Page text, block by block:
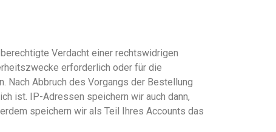
Verdacht einer rechtswidrigen
erforderlich oder für die
Nach Abbruch des Vorgangs der Bestellung
ist. IP-Adressen speichern wir auch dann,
speichern wir als Teil Ihres Accounts das